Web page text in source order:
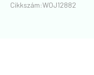
Cikkszám:WOJ12882